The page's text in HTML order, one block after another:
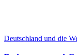
Deutschland und die